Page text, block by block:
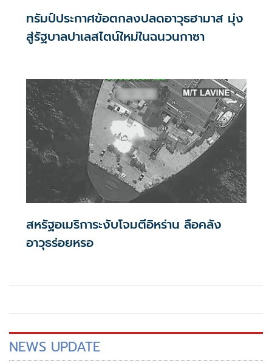
ทรัมป์ประกาศข้อตกลงปลดอาวุธฮามาส มุ่ง
สู่รัฐบาลปาเลสไตน์ใหม่ในฉนวนกาซา
สหรัฐอเมริการะงับโจมตีอิหร่าน ลือคลัง
อาวุธร่อยหรอ
NEWS UPDATE